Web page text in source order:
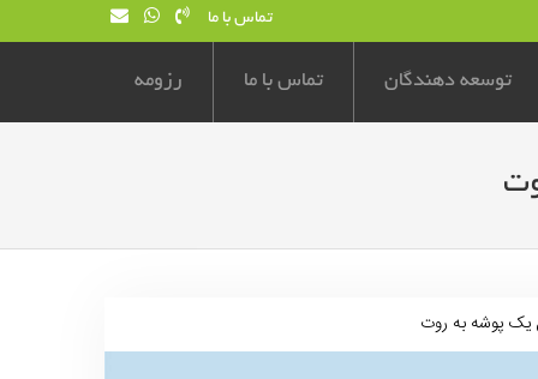
تماس با ما
توسعه دهندگان تماس با ما رزومه
یک پوشه به روت